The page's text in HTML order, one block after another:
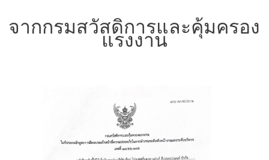
จากกรมสวัสดิการและคุ้มครอง
แรงงาน